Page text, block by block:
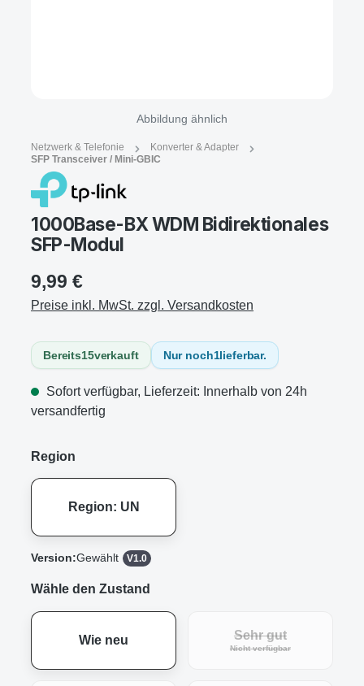
Abbildung ähnlich
Netzwerk & Telefonie
Konverter & Adapter
SFP Transceiver / Mini-GBIC
1000Base-BX WDM Bidirektionales
SFP-Modul
9,99 €
Preise inkl. MwSt. zzgl. Versandkosten
Bereits15verkauft Nur noch1lieferbar.
Sofort verfügbar, Lieferzeit: Innerhalb von 24h
versandfertig
Region
Region: UN
Version:Gewählt V1.0
Wähle den Zustand
Wie neu Sehr gut
Nicht verfügbar(Diese Option ist